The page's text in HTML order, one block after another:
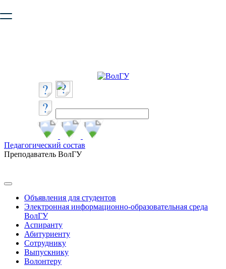
безопасную работу с сайтом. Пожалуйста
Педагогический состав
Преподаватель ВолГУ
Объявления для студентов
Электронная информационно-образовательная среда
ВолГУ
Аспиранту
Абитуриенту
Сотруднику
Выпускнику
Волонтеру